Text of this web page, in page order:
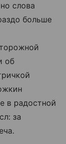
слова
больше
об
в радостной
за